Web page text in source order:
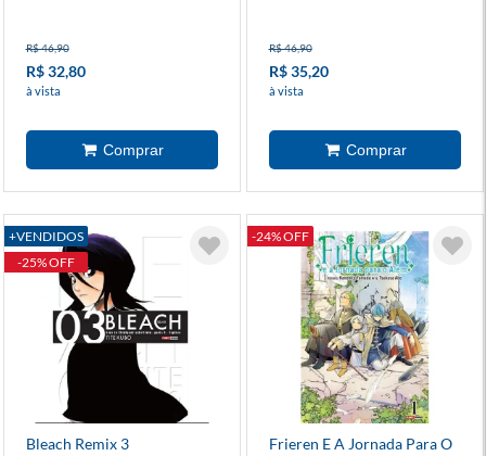
R$ 46,90
R$ 32,80
à vista
R$ 46,90
R$ 35,20
à vista
+VENDIDOS
-25% OFF
Bleach Remix 3
-24% OFF
Frieren E A Jornada Para O